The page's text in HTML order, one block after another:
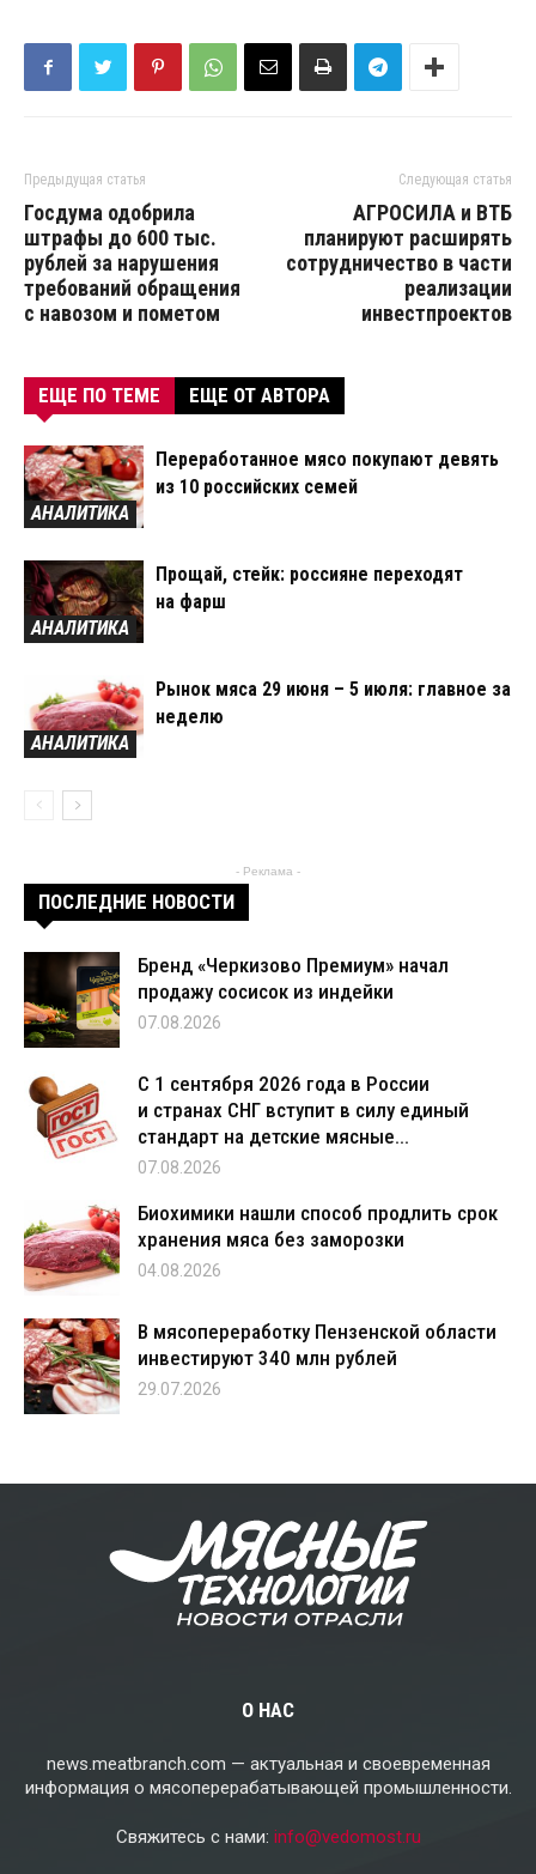
Предыдущая статья
Госдума одобрила
штрафы до 600 тыс.
рублей за нарушения
требований обращения
с навозом и пометом
Следующая статья
АГРОСИЛА и ВТБ
планируют расширять
сотрудничество в части
реализации
инвестпроектов
ЕЩЕ ПО ТЕМЕ ЕЩЕ ОТ АВТОРА
АНАЛИТИКА
Переработанное мясо покупают девять
из 10 российских семей
АНАЛИТИКА
Прощай, стейк: россияне переходят
на фарш
АНАЛИТИКА
Рынок мяса 29 июня – 5 июля: главное за
неделю
- Реклама -
ПОСЛЕДНИЕ НОВОСТИ
Бренд «Черкизово Премиум» начал
продажу сосисок из индейки
07.08.2026
С 1 сентября 2026 года в России
и странах СНГ вступит в силу единый
стандарт на детские мясные...
07.08.2026
Биохимики нашли способ продлить срок
хранения мяса без заморозки
04.08.2026
В мясопереработку Пензенской области
инвестируют 340 млн рублей
29.07.2026
О НАС
news.meatbranch.com — актуальная и своевременная
информация о мясоперерабатывающей промышленности.
Свяжитесь с нами: info@vedomost.ru